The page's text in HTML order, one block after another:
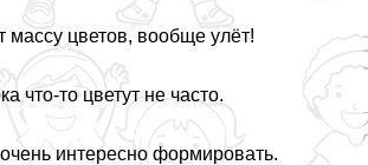
массу цветов, вообще улёт!
что-то цветут не часто.
интересно формировать.